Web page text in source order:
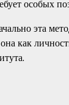
особых
эта
как